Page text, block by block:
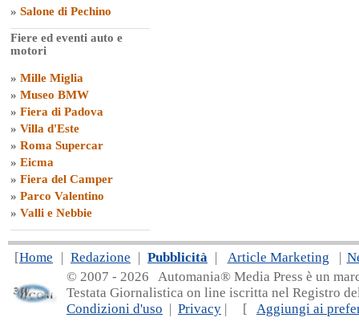
» Salone di Pechino
Fiere ed eventi auto e
motori
» Mille Miglia
» Museo BMW
» Fiera di Padova
» Villa d'Este
» Roma Supercar
» Eicma
» Fiera del Camper
» Parco Valentino
» Valli e Nebbie
[Home | Redazione | Pubblicità | Article Marketing |
© 2007 - 2026 Automania® Media Press è un
Testata Giornalistica on line iscritta nel Registro
Condizioni d'uso | Privacy | [ Aggiungi ai